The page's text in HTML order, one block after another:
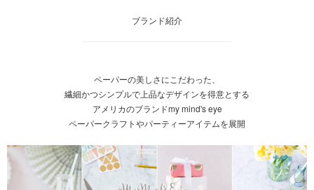
ブランド紹介
ペーパーの美しさにこだわった、
繊細かつシンプルで上品なデザインを得意とする
アメリカのブランドmy mind's eye
ペーパークラフトやパーティーアイテムを展開